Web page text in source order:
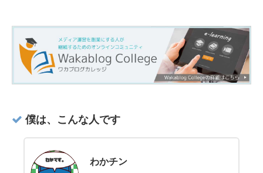
僕は、こんな人です
わかチン